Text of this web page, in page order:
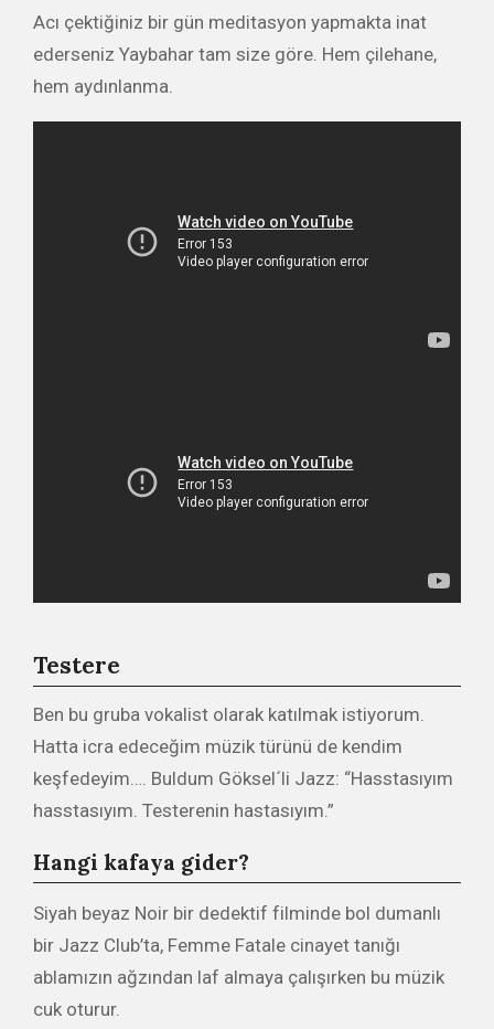
Acı çektiğiniz bir gün meditasyon yapmakta inat
ederseniz Yaybahar tam size göre. Hem çilehane,
hem aydınlanma.
Testere
Ben bu gruba vokalist olarak katılmak istiyorum.
Hatta icra edeceğim müzik türünü de kendim
keşfedeyim…. Buldum Göksel´li Jazz: “Hasstasıyım
hasstasıyım. Testerenin hastasıyım.”
Hangi kafaya gider?
Siyah beyaz Noir bir dedektif filminde bol dumanlı
bir Jazz Club’ta, Femme Fatale cinayet tanığı
ablamızın ağzından laf almaya çalışırken bu müzik
cuk oturur.